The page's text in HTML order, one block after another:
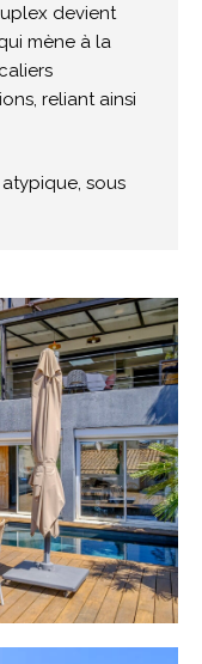
devient
mène à la
reliant ainsi
sous